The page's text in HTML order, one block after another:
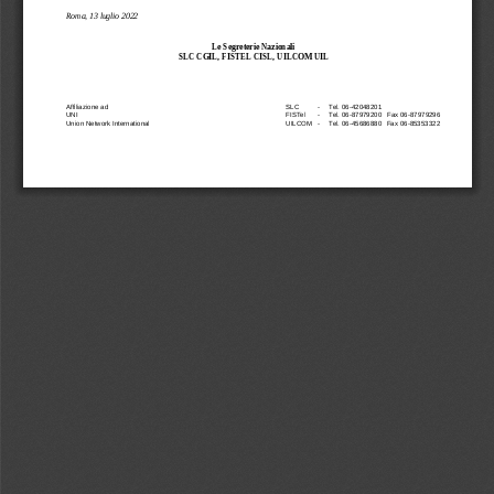
Roma, 13 luglio 2022
Le Segreterie Nazionali
SLC CGIL, FISTEL CISL, UILCOM UIL
Affiliazione ad SLC - Tel. 06-42048201
UNI
FISTel - Tel. 06-87979200 Fax 06-87979296
Union Network International UILCOM Tel. 06 45686880 Fax 06 85353322